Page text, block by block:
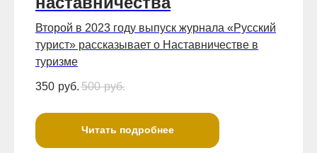
Второй в 2023 году выпуск журнала «Русский
турист» рассказывает о Наставничестве в
туризме
350 руб. 500 руб.
Читать подробнее